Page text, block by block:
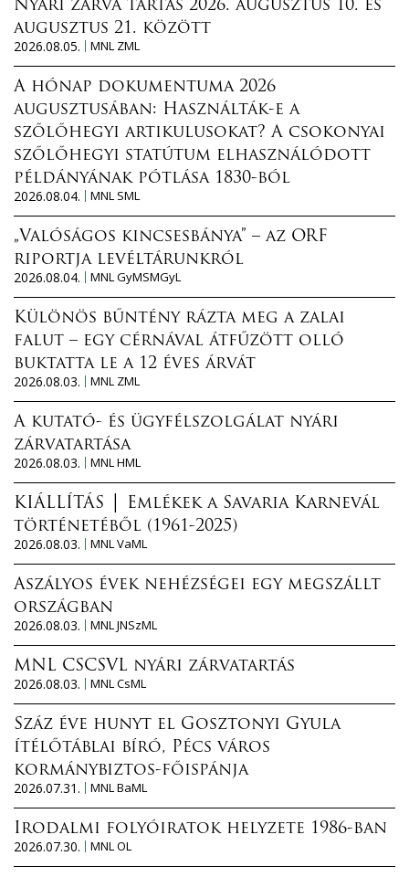
Nyári zárva tartás 2026. augusztus 10. és
augusztus 21. között
2026.08.05.
MNL ZML
A hónap dokumentuma 2026
augusztusában: Használták-e a
szőlőhegyi artikulusokat? A csokonyai
szőlőhegyi statútum elhasználódott
példányának pótlása 1830-ból
2026.08.04.
MNL SML
„Valóságos kincsesbánya” – az ORF
riportja levéltárunkról
2026.08.04.
MNL GyMSMGyL
Különös bűntény rázta meg a zalai
falut – egy cérnával átfűzött olló
buktatta le a 12 éves árvát
2026.08.03.
MNL ZML
A kutató- és ügyfélszolgálat nyári
zárvatartása
2026.08.03.
MNL HML
KIÁLLÍTÁS │ Emlékek a Savaria Karnevál
történetéből (1961-2025)
2026.08.03.
MNL VaML
Aszályos évek nehézségei egy megszállt
országban
2026.08.03.
MNL JNSzML
MNL CSCSVL nyári zárvatartás
2026.08.03.
MNL CsML
Száz éve hunyt el Gosztonyi Gyula
ítélőtáblai bíró, Pécs város
kormánybiztos-főispánja
2026.07.31.
MNL BaML
Irodalmi folyóiratok helyzete 1986-ban
2026.07.30.
MNL OL